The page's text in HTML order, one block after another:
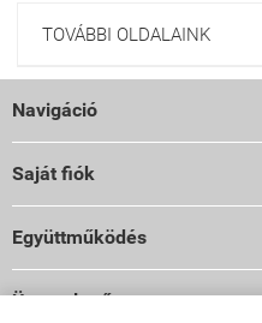
TOVÁBBI OLDALAINK
Navigáció
Saját fiók
Együttműködés
Üzemeltető